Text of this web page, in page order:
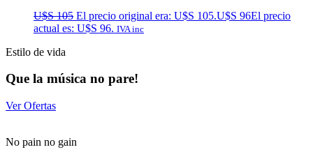
U$S105 El precio original era: U$S 105.U$S 96El precio
actual es: U$S 96. IVA inc
Estilo de vida
Que la música no pare!
Ver Ofertas
No pain no gain